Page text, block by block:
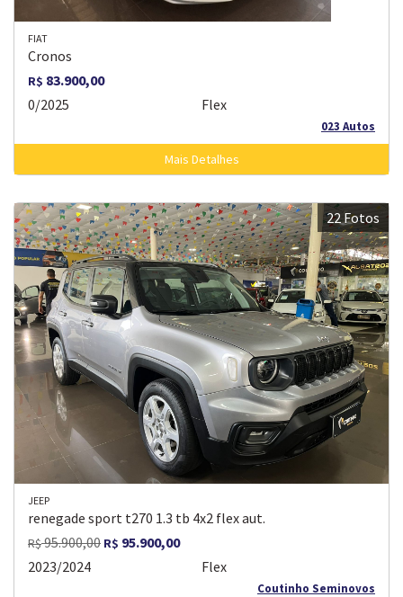
FIAT
Cronos
R$ 83.900,00
0/2025
Flex
023 Autos
Mais Detalhes
22 Fotos
JEEP
renegade sport t270 1.3 tb 4x2 flex aut.
R$95.900,00 R$ 95.900,00
2023/2024
Flex
Coutinho Seminovos